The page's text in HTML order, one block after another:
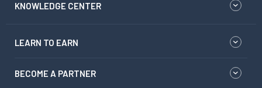
KNOWLEDGE CENTER
LEARN TO EARN
BECOME A PARTNER